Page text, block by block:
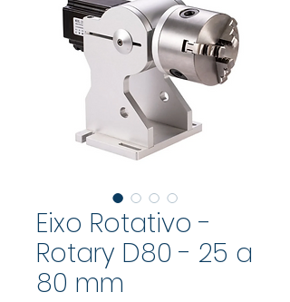
Eixo Rotativo -
Rotary D80 - 25 a
80 mm